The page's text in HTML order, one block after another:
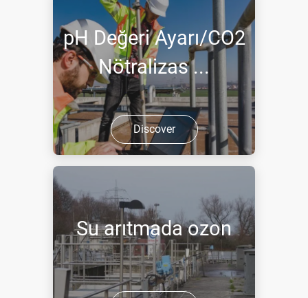
pH Değeri Ayarı/CO2
Nötralizas ...
Discover
Su arıtmada ozon